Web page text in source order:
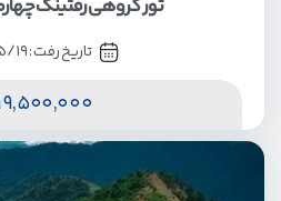
تور گروهی رفتینگ
تاریخ رفت :19